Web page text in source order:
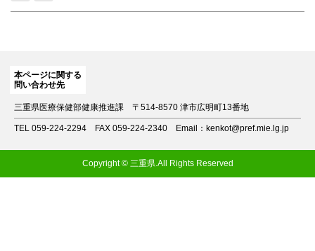
本ページに関する
問い合わせ先
三重県医療保健部健康推進課 〒514-8570 津市広明町13番地
TEL 059-224-2294 FAX 059-224-2340 Email：kenkot@pref.mie.lg.jp
Copyright © 三重県.All Rights Reserved